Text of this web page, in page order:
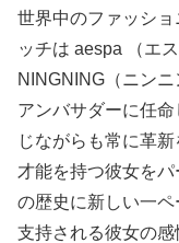
世界中のファッシ
ッチは aespa （エ
NINGNING（ニン
アンバサダーに任
じながらも常に革
才能を持つ彼女を
の歴史に新しい一
支持される彼女の